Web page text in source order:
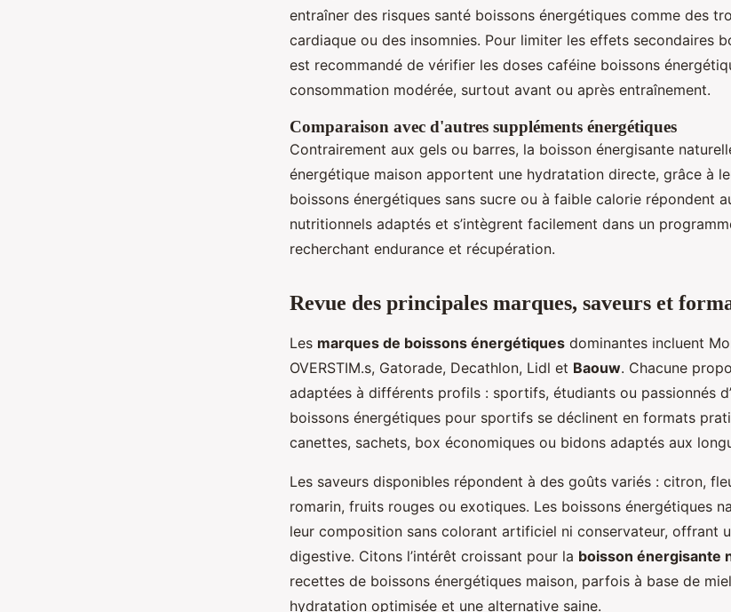
entraîner des risques santé boissons énergétiques comme des
cardiaque ou des insomnies. Pour limiter les effets secondaires
est recommandé de vérifier les doses caféine boissons
consommation modérée, surtout avant ou après entraînement.
Comparaison avec d'autres suppléments énergétiques
Contrairement aux gels ou barres, la boisson énergisante
énergétique maison apportent une hydratation directe, grâce à
boissons énergétiques sans sucre ou à faible calorie répondent
nutritionnels adaptés et s’intègrent facilement dans un
recherchant endurance et récupération.
Revue des principales marques, saveurs et
Les marques de boissons énergétiques dominantes incluent
OVERSTIM.s, Gatorade, Decathlon, Lidl et Baouw. Chacune
adaptées à différents profils : sportifs, étudiants ou passionnés
boissons énergétiques pour sportifs se déclinent en formats
canettes, sachets, box économiques ou bidons adaptés aux
Les saveurs disponibles répondent à des goûts variés : citron,
romarin, fruits rouges ou exotiques. Les boissons énergétiques
leur composition sans colorant artificiel ni conservateur, offrant
digestive. Citons l’intérêt croissant pour la boisson énergisante
recettes de boissons énergétiques maison, parfois à base de
hydratation optimisée et une alternative saine.